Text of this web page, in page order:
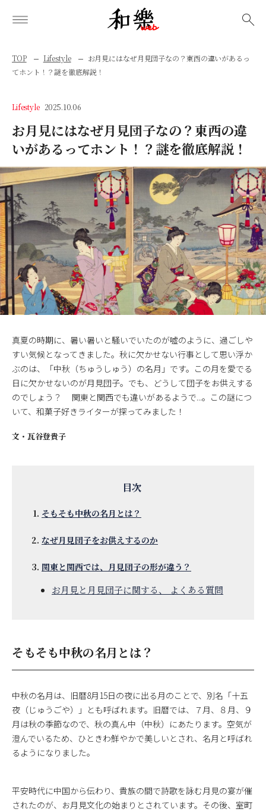
TOP Lifestyle
お月見にはなぜ月見団子なの？東西の違いがあるっ
てホント！？謎を徹底解説！
Lifestyle 2025.10.06
お月見にはなぜ月見団子なの？東西の違
いがあるってホント！？謎を徹底解説！
真夏の時期に、暑い暑いと騒いでいたのが嘘のように、過ごしや
すい気候となってきました。秋に欠かせない行事として思い浮か
ぶのは、「中秋（ちゅうしゅう）の名月」です。この月を愛でる
日に欠かせないのが月見団子。でも、どうして団子をお供えする
のでしょう？ 関東と関西でも違いがあるようで...。この謎につ
いて、和菓子好きライターが探ってみました！
文・ 瓦谷登貴子
そもそも中秋の名月とは？
なぜ月見団子をお供えするのか
関東と関西では、月見団子の形が違う？
お月見と月見団子に関する、 よくある質問
そもそも中秋の名月とは？
中秋の名月は、旧暦8月15日の夜に出る月のことで、別名「十五
夜（じゅうごや）」とも呼ばれます。旧暦では、７月、８月、９
月は秋の季節なので、秋の真ん中（中秋）にあたります。空気が
澄んでいるため、ひときわ鮮やかで美しいとされ、名月と呼ばれ
るようになりました。
平安時代に中国から伝わり、貴族の間で詩歌を詠む月見の宴が催
されたのが、お月見文化の始まりとされています。その後、室町